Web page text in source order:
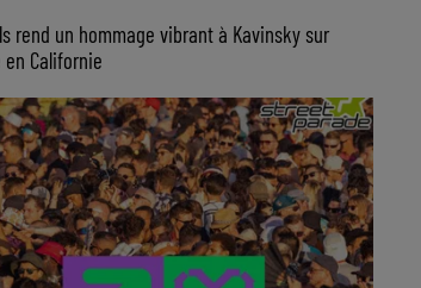
rend un hommage vibrant à Kavinsky sur
en Californie